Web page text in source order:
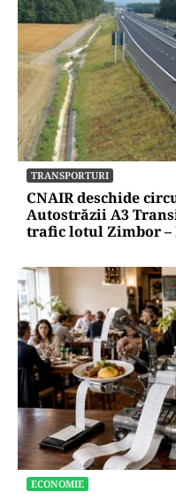
TRANSPORTURI
CNAIR deschide
Autostrăzii A3
trafic lotul Zimbor
ECONOMIE